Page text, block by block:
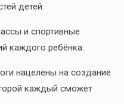
детей.
и спортивные
каждого ребёнка.
нацелены на создание
каждый сможет